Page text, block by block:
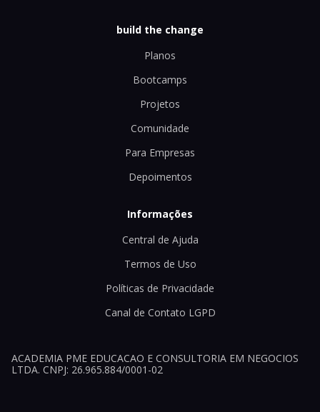
build the change
Planos
Bootcamps
Projetos
Comunidade
Para Empresas
Depoimentos
Informações
Central de Ajuda
Termos de Uso
Políticas de Privacidade
Canal de Contato LGPD
ACADEMIA PME EDUCACAO E CONSULTORIA EM NEGOCIOS
LTDA. CNPJ: 26.965.884/0001-02